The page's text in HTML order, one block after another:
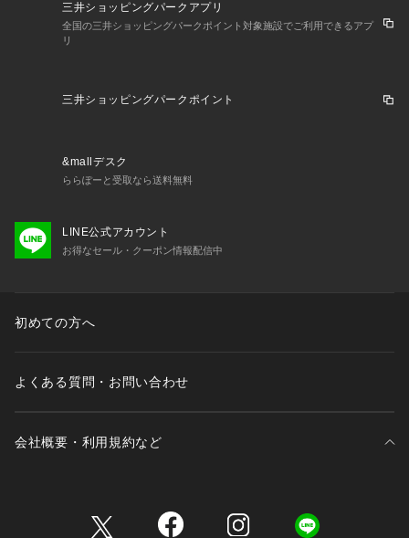
三井ショッピングパークアプリ
全国の三井ショッピングパークポイント対象施設でご利用できるアプ
リ
三井ショッピングパークポイント
&mallデスク
ららぽーと受取なら送料無料
LINE公式アカウント
お得なセール・クーポン情報配信中
初めての方へ
よくある質問・お問い合わせ
会社概要・利用規約など